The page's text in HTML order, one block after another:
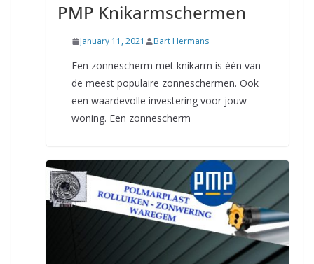
PMP Knikarmschermen
January 11, 2021 Bart Hermans
Een zonnescherm met knikarm is één van
de meest populaire zonneschermen. Ook
een waardevolle investering voor jouw
woning. Een zonnescherm